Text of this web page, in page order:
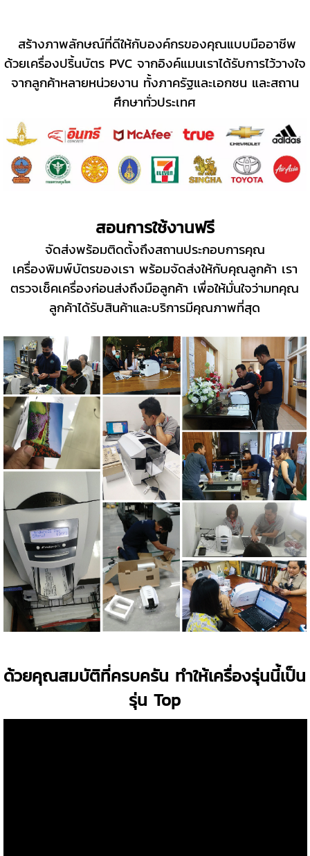
สร้างภาพลักษณ์ที่ดีให้กับองค์กรของคุณแบบมืออาชีพ
ด้วยเครื่องปริ้นบัตร PVC จากอิงค์แมนเราได้รับการไว้วางใจ
จากลูกค้าหลายหน่วยงาน ทั้งภาครัฐและเอกชน และสถาน
ศึกษาทั่วประเทศ
สอนการใช้งานฟรี
จัดส่งพร้อมติดตั้งถึงสถานประกอบการคุณ
เครื่องพิมพ์บัตรของเรา พร้อมจัดส่งให้กับคุณลูกค้า เรา
ตรวจเช็คเครื่องก่อนส่งถึงมือลูกค้า เพื่อให้มั่นใจว่ามทคุณ
ลูกค้าได้รับสินค้าและบริการมีคุณภาพที่สุด
ด้วยคุณสมบัติที่ครบครัน ทำให้เครื่องรุ่นนี้เป็น
รุ่น Top